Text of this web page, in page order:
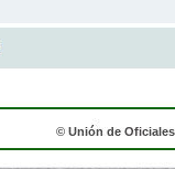
© Unión de